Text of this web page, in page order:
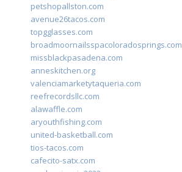
petshopallston.com
avenue26tacos.com
topgglasses.com
broadmoornailsspacoloradosprings.com
missblackpasadena.com
anneskitchen.org
valenciamarketytaqueria.com
reefrecordsllc.com
alawaffle.com
aryouthfishing.com
united-basketball.com
tios-tacos.com
cafecito-satx.com